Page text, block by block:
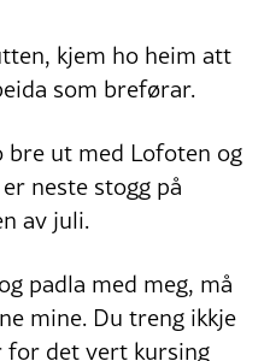
kjem ho heim att
som breførar.
ut med Lofoten og
neste stogg på
av juli.
padla med meg, må
mine. Du treng ikkje
for det vert kursing